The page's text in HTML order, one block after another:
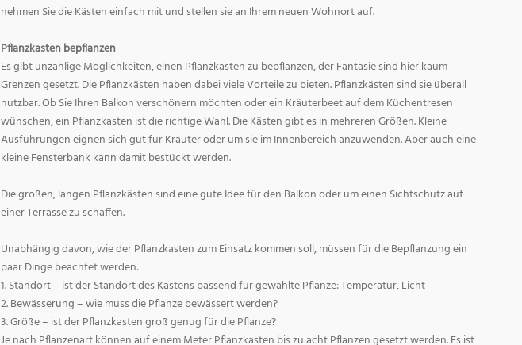
nehmen Sie die Kästen einfach mit und stellen sie an Ihrem neuen Wohnort auf.
Pflanzkasten bepflanzen
Es gibt unzählige Möglichkeiten, einen Pflanzkasten zu bepflanzen, der Fantasie sind hier kaum
Grenzen gesetzt. Die Pflanzkästen haben dabei viele Vorteile zu bieten. Pflanzkästen sind sie überall
nutzbar. Ob Sie Ihren Balkon verschönern möchten oder ein Kräuterbeet auf dem Küchentresen
wünschen, ein Pflanzkasten ist die richtige Wahl. Die Kästen gibt es in mehreren Größen. Kleine
Ausführungen eignen sich gut für Kräuter oder um sie im Innenbereich anzuwenden. Aber auch eine
kleine Fensterbank kann damit bestückt werden.
Die großen, langen Pflanzkästen sind eine gute Idee für den Balkon oder um einen Sichtschutz auf
einer Terrasse zu schaffen.
Unabhängig davon, wie der Pflanzkasten zum Einsatz kommen soll, müssen für die Bepflanzung ein
paar Dinge beachtet werden:
1. Standort – ist der Standort des Kastens passend für gewählte Pflanze: Temperatur, Licht
2. Bewässerung – wie muss die Pflanze bewässert werden?
3. Größe – ist der Pflanzkasten groß genug für die Pflanze?
Je nach Pflanzenart können auf einem Meter Pflanzkasten bis zu acht Pflanzen gesetzt werden. Es ist